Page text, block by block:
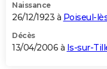
Naissance
26/12/1923 à Poiseul-
Décès
13/04/2006 à Is-sur-